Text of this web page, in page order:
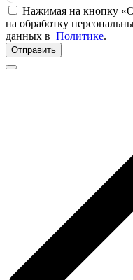
Нажимая на кнопку
на обработку
данных в Политике.
Отправить